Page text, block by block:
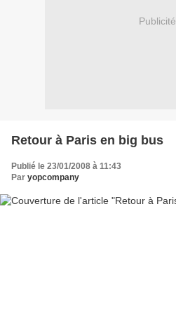
Publicité
Retour à Paris en big bus
Publié le 23/01/2008 à 11:43
Par yopcompany